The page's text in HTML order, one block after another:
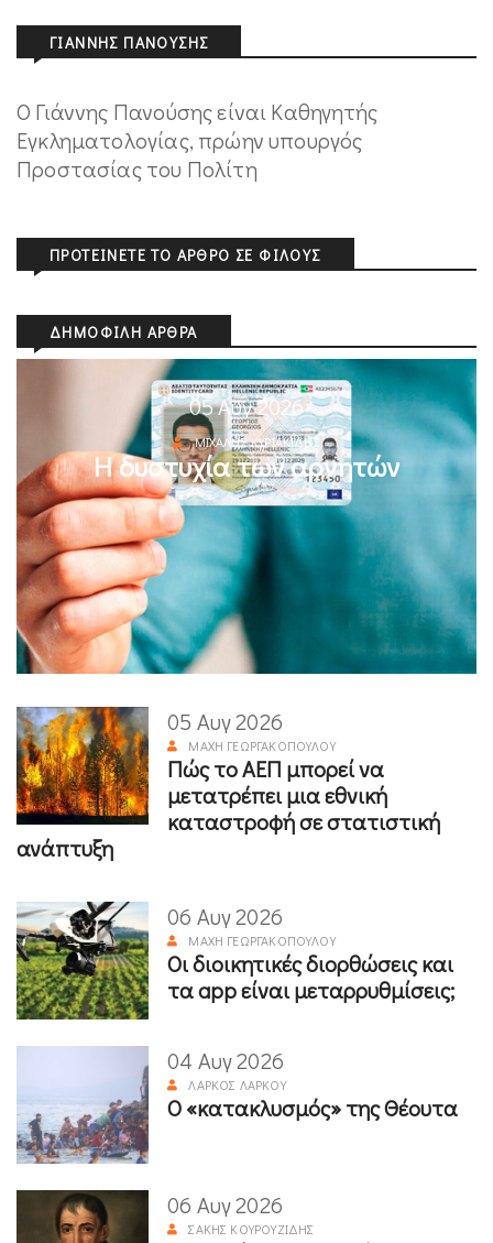
ΓΙΆΝΝΗΣ ΠΑΝΟΎΣΗΣ
Ο Γιάννης Πανούσης είναι Καθηγητής
Εγκληματολογίας, πρώην υπουργός
Προστασίας του Πολίτη
ΠΡΟΤΕΊΝΕΤΕ ΤΟ ΆΡΘΡΟ ΣΕ ΦΊΛΟΥΣ
ΔΗΜΟΦΙΛΉ ΆΡΘΡΑ
05 Αυγ 2026
ΜΙΧΆΛΗΣ ΚΥΡΙΑΚΊΔΗΣ
Η δυστυχία των αρνητών
05 Αυγ 2026
ΜΆΧΗ ΓΕΩΡΓΑΚΟΠΟΎΛΟΥ
Πώς το ΑΕΠ μπορεί να
μετατρέπει μια εθνική
καταστροφή σε στατιστική
ανάπτυξη
06 Αυγ 2026
ΜΆΧΗ ΓΕΩΡΓΑΚΟΠΟΎΛΟΥ
Οι διοικητικές διορθώσεις και
τα app είναι μεταρρυθμίσεις;
04 Αυγ 2026
ΛΆΡΚΟΣ ΛΆΡΚΟΥ
Ο «κατακλυσμός» της Θέουτα
06 Αυγ 2026
ΣΆΚΗΣ ΚΟΥΡΟΥΖΊΔΗΣ